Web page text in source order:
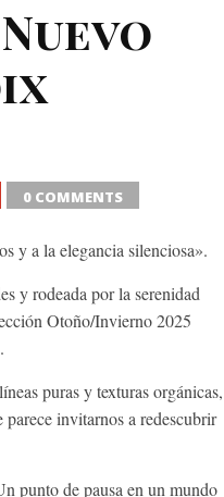
0 COMMENTS
y a la elegancia silenciosa».
y rodeada por la serenidad
Otoño/Invierno 2025
puras y texturas orgánicas,
invitarnos a redescubrir
punto de pausa en un mundo